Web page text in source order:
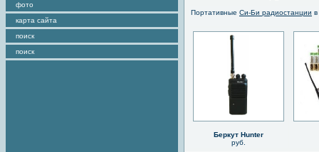
фото
карта сайта
поиск
поиск
Портативные Си-Би радиостанции
Беркут Hunter
руб.